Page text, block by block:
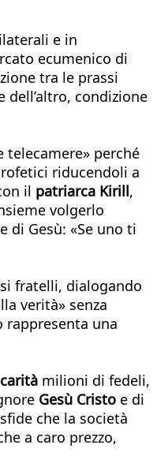
e in
ecumenico di
tra le prassi
condizione
perché
riducendoli a
il patriarca Kirill,
volgerlo
di Gesù: «Se uno ti
fratelli, dialogando
verità» senza
rappresenta una
carità milioni di fedeli,
Gesù Cristo e di
che la società
a caro prezzo,